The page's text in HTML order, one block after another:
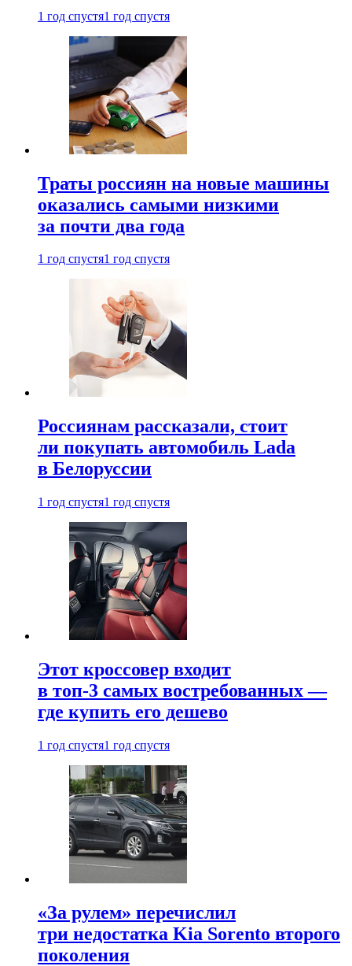
1 год спустя1 год спустя
Траты россиян на новые машины
оказались самыми низкими
за почти два года
1 год спустя1 год спустя
Россиянам рассказали, стоит
ли покупать автомобиль Lada
в Белоруссии
1 год спустя1 год спустя
Этот кроссовер входит
в топ-3 самых востребованных —
где купить его дешево
1 год спустя1 год спустя
«За рулем» перечислил
три недостатка Kia Sorento второго
поколения